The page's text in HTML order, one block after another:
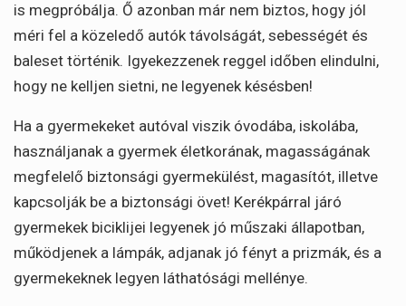
is megpróbálja. Ő azonban már nem biztos, hogy jól
méri fel a közeledő autók távolságát, sebességét és
baleset történik. Igyekezzenek reggel időben elindulni,
hogy ne kelljen sietni, ne legyenek késésben!
Ha a gyermekeket autóval viszik óvodába, iskolába,
használjanak a gyermek életkorának, magasságának
megfelelő biztonsági gyermekülést, magasítót, illetve
kapcsolják be a biztonsági övet! Kerékpárral járó
gyermekek biciklijei legyenek jó műszaki állapotban,
működjenek a lámpák, adjanak jó fényt a prizmák, és a
gyermekeknek legyen láthatósági mellénye.